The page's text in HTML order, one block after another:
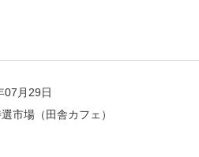
07月29日
市場（田舎カフェ）